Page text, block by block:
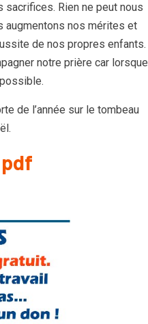
Rien ne peut nous
augmentons nos mérites et
de nos propres enfants.
notre prière car lorsque
de l’année sur le tombeau